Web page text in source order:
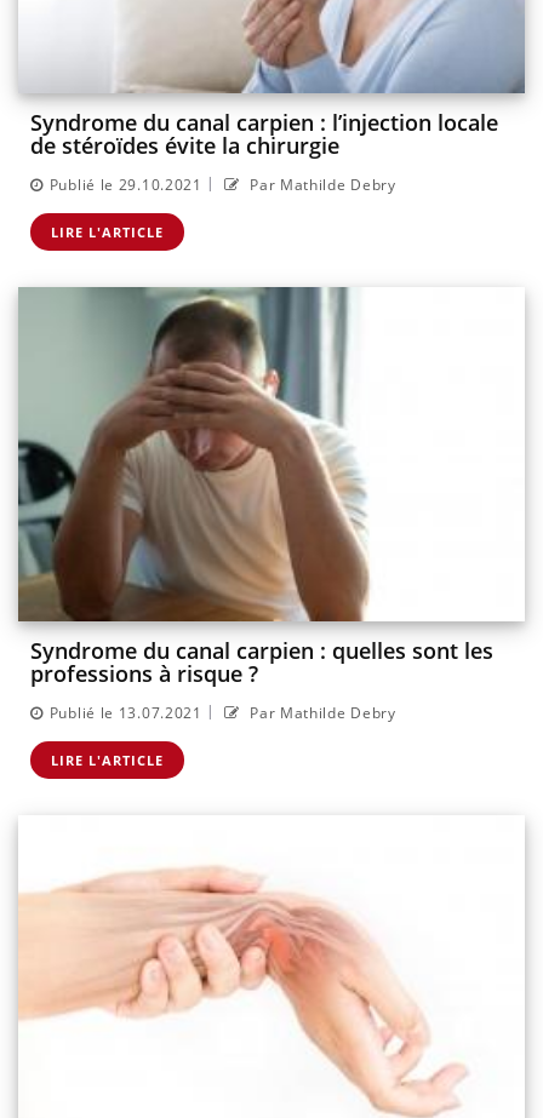
Syndrome du canal carpien : l’injection locale
de stéroïdes évite la chirurgie
Publié le 29.10.2021 | Par Mathilde Debry
LIRE L'ARTICLE
Syndrome du canal carpien : quelles sont les
professions à risque ?
Publié le 13.07.2021 | Par Mathilde Debry
LIRE L'ARTICLE